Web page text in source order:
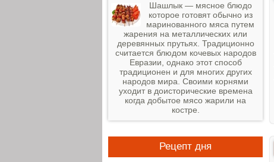
Шашлык — мясное блюдо
которое готовят обычно из
маринованного мяса путем
жарения на металлических или
деревянных прутьях. Традиционно
считается блюдом кочевых народов
Евразии, однако этот способ
традиционен и для многих других
народов мира. Своими корнями
уходит в доисторические времена
когда добытое мясо жарили на
костре.
Рецепт дня